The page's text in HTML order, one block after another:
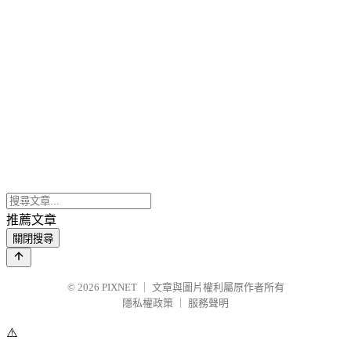
推薦文章
關閉搜尋
© 2026 PIXNET
文章與圖片權利屬原作者所有
隱私權政策
服務聲明
⚠️